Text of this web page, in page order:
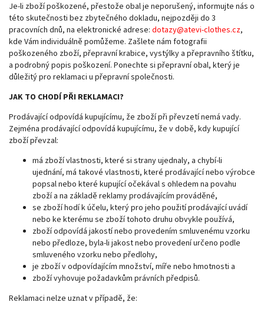
Je-li zboží poškozené, přestože obal je neporušený, informujte nás o
této skutečnosti bez zbytečného dokladu, nejpozději do 3
pracovních dnů, na elektronické adrese: dotazy@atevi-clothes.cz,
kde Vám individuálně pomůžeme. Zašlete nám fotografii
poškozeného zboží, přepravní krabice, vystýlky a přepravního štítku,
a podrobný popis poškození. Ponechte si přepravní obal, který je
důležitý pro reklamaci u přepravní společnosti.
JAK TO CHODÍ PŘI REKLAMACI?
Prodávající odpovídá kupujícímu, že zboží při převzetí nemá vady.
Zejména prodávající odpovídá kupujícímu, že v době, kdy kupující
zboží převzal:
má zboží vlastnosti, které si strany ujednaly, a chybí-li
ujednání, má takové vlastnosti, které prodávající nebo výrobce
popsal nebo které kupující očekával s ohledem na povahu
zboží a na základě reklamy prodávajícím prováděné,
se zboží hodí k účelu, který pro jeho použití prodávající uvádí
nebo ke kterému se zboží tohoto druhu obvykle používá,
zboží odpovídá jakostí nebo provedením smluvenému vzorku
nebo předloze, byla-li jakost nebo provedení určeno podle
smluveného vzorku nebo předlohy,
je zboží v odpovídajícím množství, míře nebo hmotnosti a
zboží vyhovuje požadavkům právních předpisů.
Reklamaci nelze uznat v případě, že: